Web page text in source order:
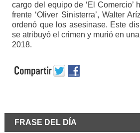
cargo del equipo de ‘El Comercio’
frente ‘Oliver Sinisterra’, Walter
ordenó que los asesinase. Este
se atribuyó el crimen y murió en
2018.
FRASE DEL DÍA